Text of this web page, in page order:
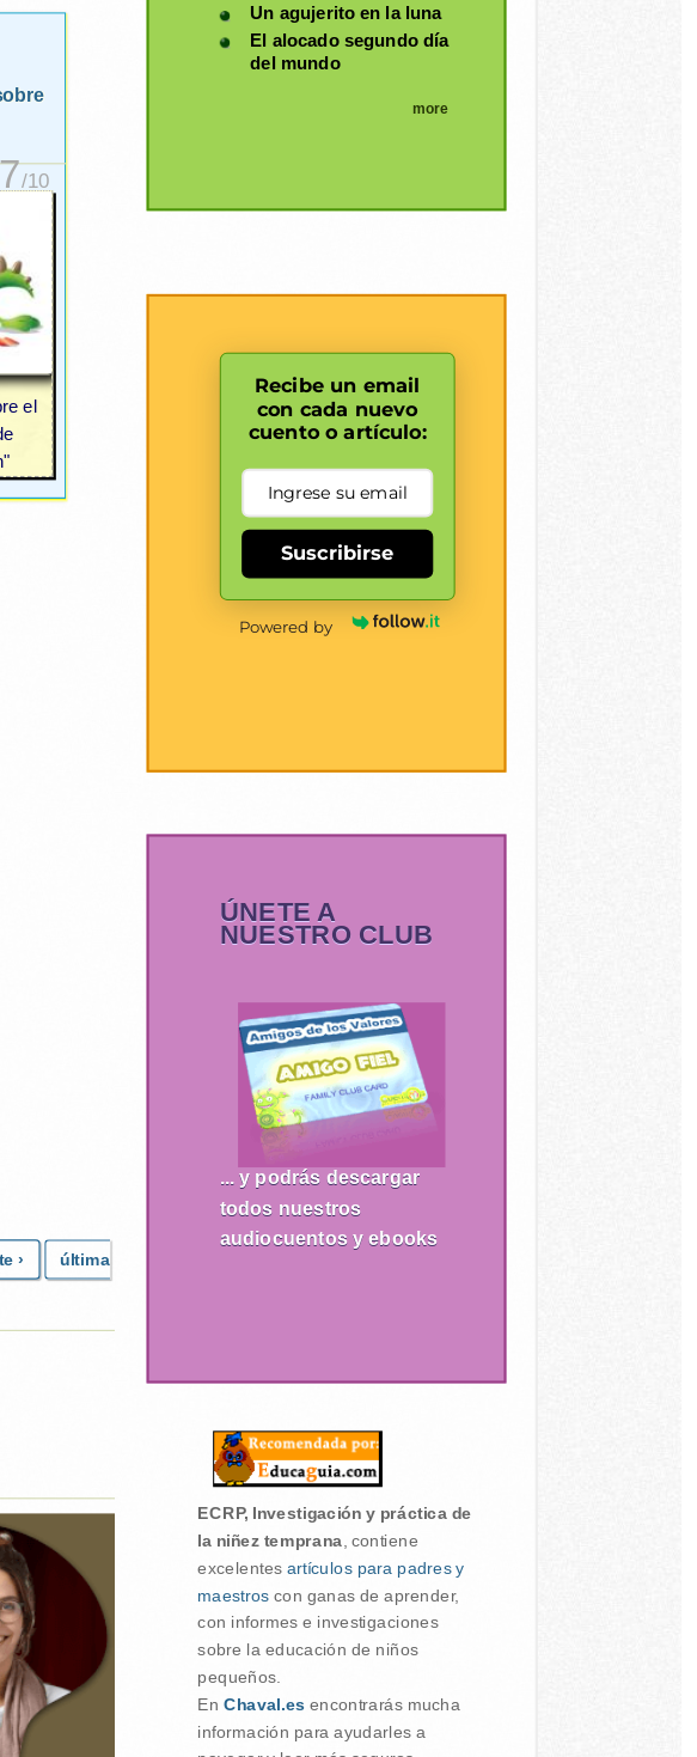
/10
el
›
última
Un agujerito en la luna
El alocado segundo día
del mundo
more
Recibe un email
con cada nuevo
cuento o artículo:
Suscribirse
Powered by
ÚNETE A
NUESTRO CLUB
... y podrás descargar
todos nuestros
audiocuentos y ebooks
ECRP, Investigación y práctica de
la niñez temprana, contiene
excelentes artículos para padres y
maestros con ganas de aprender,
con informes e investigaciones
sobre la educación de niños
pequeños.
En Chaval.es encontrarás mucha
información para ayudarles a